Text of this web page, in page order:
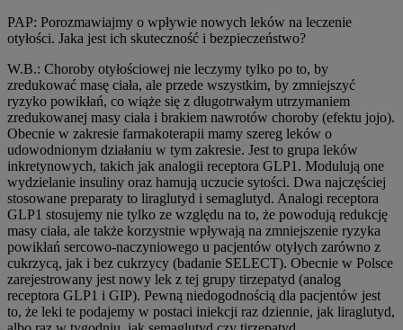
PAP: Porozmawiajmy o wpływie nowych leków na leczenie
otyłości. Jaka jest ich skuteczność i bezpieczeństwo?
W.B.: Choroby otyłościowej nie leczymy tylko po to, by
zredukować masę ciała, ale przede wszystkim, by zmniejszyć
ryzyko powikłań, co wiąże się z długotrwałym utrzymaniem
zredukowanej masy ciała i brakiem nawrotów choroby (efektu jojo).
Obecnie w zakresie farmakoterapii mamy szereg leków o
udowodnionym działaniu w tym zakresie. Jest to grupa leków
inkretynowych, takich jak analogii receptora GLP1. Modulują one
wydzielanie insuliny oraz hamują uczucie sytości. Dwa najczęściej
stosowane preparaty to liraglutyd i semaglutyd. Analogi receptora
GLP1 stosujemy nie tylko ze względu na to, że powodują redukcję
masy ciała, ale także korzystnie wpływają na zmniejszenie ryzyka
powikłań sercowo-naczyniowego u pacjentów otyłych zarówno z
cukrzycą, jak i bez cukrzycy (badanie SELECT). Obecnie w Polsce
zarejestrowany jest nowy lek z tej grupy tirzepatyd (analog
receptora GLP1 i GIP). Pewną niedogodnością dla pacjentów jest
to, że leki te podajemy w postaci iniekcji raz dziennie, jak liraglutyd,